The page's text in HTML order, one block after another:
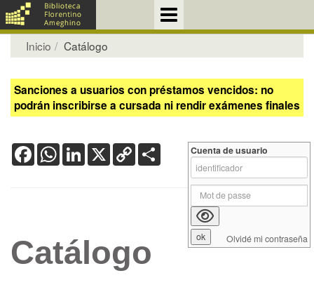
Inicio Catálogo
Sanciones a usuarios con préstamos vencidos: no
podrán inscribirse a cursada ni rendir exámenes finales
FacebookWhatsApp
LinkedIn
X Copy
Link
Catálogo
Cuenta de usuario
Olvidé mi contraseña